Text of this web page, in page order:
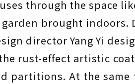
through the space
garden brought
director Yang Yi
rust-effect artistic
partitions. At the